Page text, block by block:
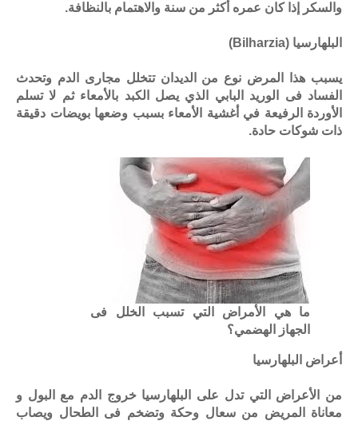
والسكر إذا كان عمره أكثر من سنة والاهتمام بالنظافة.
البلهارسيا (Bilharzia)
يسبب هذا المرض نوع من الديدان تتخلل مجارى الدم وتحدث
الفساد فى الوريد البابي الذي يصل الكبد بالأمعاء ثم لا تسلم
الأوردة الرفيعة في أغشية الأمعاء بسبب وضعها بويضات دقيقة
ذات شوكات حادة.
ما هي الأمراض التي تسبب الخلل فى
الجهاز الهضمي؟
أعراض البلهارسيا
من الأعراض التي تدل على البلهارسيا خروج الدم مع البول و
معاناة المريض من سعال وحكة وتضخم فى الطحال ويصاب